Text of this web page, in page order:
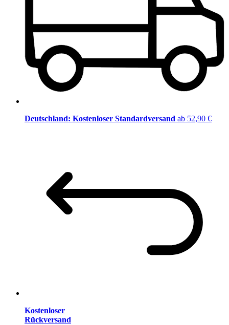
Deutschland: Kostenloser Standardversand ab 52,90 €
Kostenloser
Rückversand